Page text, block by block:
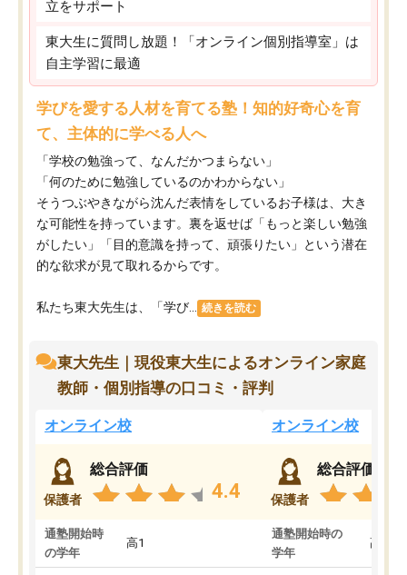
立をサポート
東大生に質問し放題！「オンライン個別指導室」は
自主学習に最適
学びを愛する人材を育てる塾！知的好奇心を育
て、主体的に学べる人へ
「学校の勉強って、なんだかつまらない」
「何のために勉強しているのかわからない」
そうつぶやきながら沈んだ表情をしているお子様は、大き
な可能性を持っています。裏を返せば「もっと楽しい勉強
がしたい」「目的意識を持って、頑張りたい」という潜在
的な欲求が見て取れるからです。
私たち東大先生は、「学び... 続きを読む
東大先生｜現役東大生によるオンライン家庭
教師・個別指導の口コミ・評判
オンライン校
保護者
総合評価
4.4
通塾開始時
の学年
高1
オンライン校
保護者
総合評価
通塾開始時の
学年
高3